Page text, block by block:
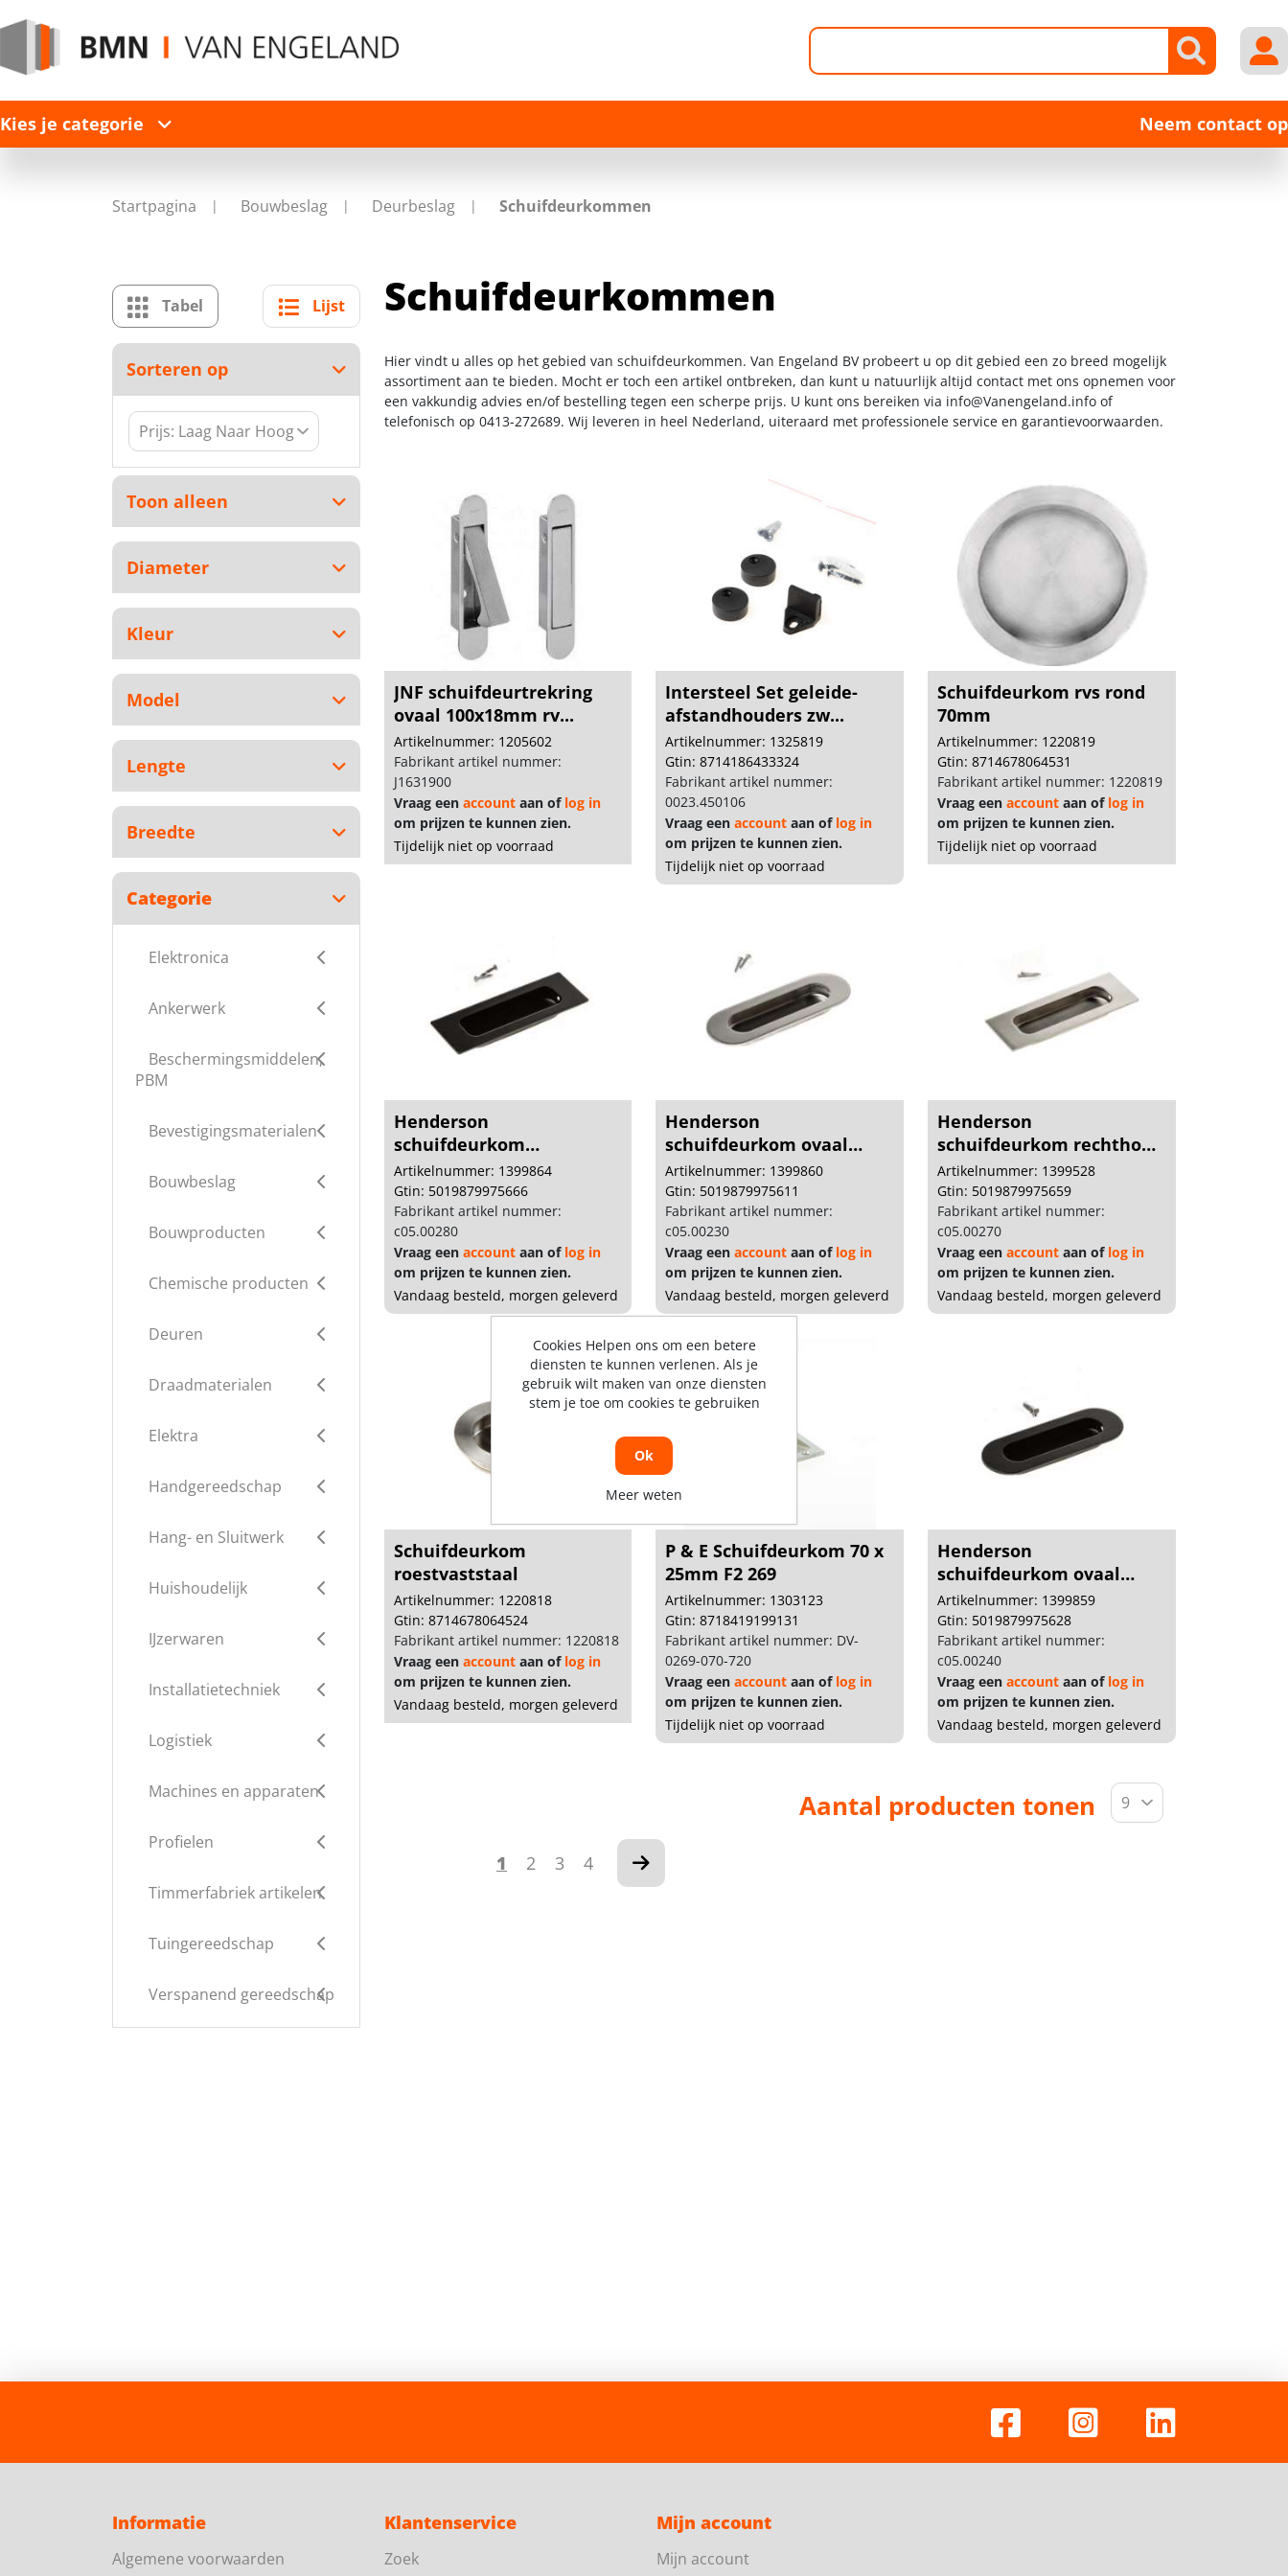
Kies je categorie Neem contact op
Startpagina Bouwbeslag Deurbeslag Schuifdeurkommen
Tabel Lijst
Sorteren op
Toon alleen
Diameter
Kleur
Model
Lengte
Breedte
Categorie
Elektronica
Ankerwerk
Beschermingsmiddelen,
PBM
Bevestigingsmaterialen
Bouwbeslag
Bouwproducten
Chemische producten
Deuren
Draadmaterialen
Elektra
Handgereedschap
Hang- en Sluitwerk
Huishoudelijk
IJzerwaren
Installatietechniek
Logistiek
Machines en apparaten
Profielen
Timmerfabriek artikelen
Tuingereedschap
Verspanend gereedschap
Schuifdeurkommen
Hier vindt u alles op het gebied van schuifdeurkommen. Van Engeland BV probeert u op dit gebied een zo breed mogelijk
assortiment aan te bieden. Mocht er toch een artikel ontbreken, dan kunt u natuurlijk altijd contact met ons opnemen voor
een vakkundig advies en/of bestelling tegen een scherpe prijs. U kunt ons bereiken via info@Vanengeland.infoof
telefonisch op 0413-272689. Wij leveren in heel Nederland, uiteraard met professionele service en garantievoorwaarden.
JNF schuifdeurtrekring
ovaal 100x18mm rv...
Artikelnummer: 1205602
Fabrikant artikel nummer:
J1631900
Vraag een accountaan of log in
om prijzen te kunnen zien.
Tijdelijk niet op voorraad
Intersteel Set geleide-
afstandhouders zw...
Artikelnummer: 1325819
Gtin: 8714186433324
Fabrikant artikel nummer:
0023.450106
Vraag eenaccount aan of log in
om prijzen te kunnen zien.
Tijdelijk niet op voorraad
Schuifdeurkom rvs rond
70mm
Artikelnummer: 1220819
Gtin: 8714678064531
Fabrikant artikel nummer: 1220819
Vraag eenaccount aan of log in
om prijzen te kunnen zien.
Tijdelijk niet op voorraad
Henderson
schuifdeurkom
rechth.120x40 zw...
Artikelnummer: 1399864
Gtin: 5019879975666
Fabrikant artikel nummer:
c05.00280
Vraag een accountaan of log in
om prijzen te kunnen zien.
Vandaag besteld, morgen geleverd
Henderson
schuifdeurkom ovaal
120x40 rvs...
Artikelnummer: 1399860
Gtin: 5019879975611
Fabrikant artikel nummer:
c05.00230
Vraag eenaccount aan of log in
om prijzen te kunnen zien.
Vandaag besteld, morgen geleverd
Henderson
schuifdeurkom rechthoek
rvs 12...
Artikelnummer: 1399528
Gtin: 5019879975659
Fabrikant artikel nummer:
c05.00270
Vraag eenaccount aan of log in
om prijzen te kunnen zien.
Vandaag besteld, morgen geleverd
Schuifdeurkom
roestvaststaal
Artikelnummer: 1220818
Gtin: 8714678064524
Fabrikant artikel nummer: 1220818
Vraag een accountaan of log in
om prijzen te kunnen zien.
Vandaag besteld, morgen geleverd
P & E Schuifdeurkom 70 x
25mm F2 269
Artikelnummer: 1303123
Gtin: 8718419199131
Fabrikant artikel nummer: DV-
0269-070-720
Vraag eenaccount aan of log in
om prijzen te kunnen zien.
Tijdelijk niet op voorraad
Henderson
schuifdeurkom ovaal
120x40 zwa...
Artikelnummer: 1399859
Gtin: 5019879975628
Fabrikant artikel nummer:
c05.00240
Vraag eenaccount aan of log in
om prijzen te kunnen zien.
Vandaag besteld, morgen geleverd
1 2 3 4
Aantal producten tonen
Informatie
Algemene voorwaarden
Klantenservice
Zoek
Mijn account
Mijn account
Cookies Helpen ons om een betere
diensten te kunnen verlenen. Als je
gebruik wilt maken van onze diensten
stem je toe om cookies te gebruiken
Ok
Meer weten